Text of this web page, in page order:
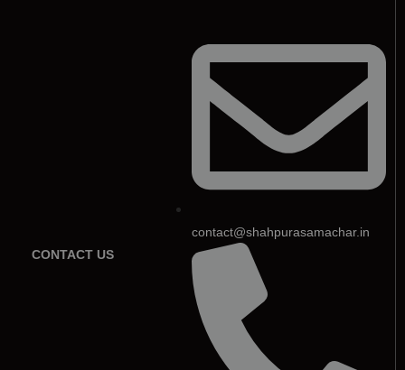
CONTACT US
contact@shahpurasamachar.in